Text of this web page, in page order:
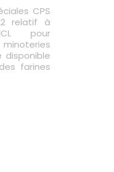
CPS
relatif à
pour
disponible
farines